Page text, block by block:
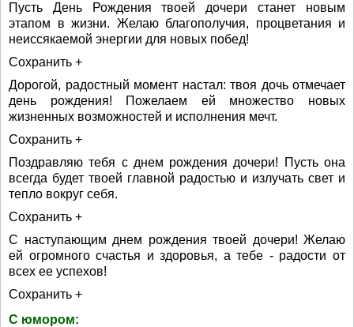
Пусть День Рождения твоей дочери станет новым
этапом в жизни. Желаю благополучия, процветания и
неиссякаемой энергии для новых побед!
Сохранить +
Дорогой, радостный момент настал: твоя дочь отмечает
день рождения! Пожелаем ей множество новых
жизненных возможностей и исполнения мечт.
Сохранить +
Поздравляю тебя с днем рождения дочери! Пусть она
всегда будет твоей главной радостью и излучать свет и
тепло вокруг себя.
Сохранить +
С наступающим днем рождения твоей дочери! Желаю
ей огромного счастья и здоровья, а тебе - радости от
всех ее успехов!
Сохранить +
С юмором: